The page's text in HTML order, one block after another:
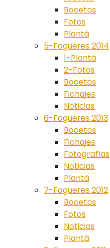
Bocetos
Fotos
Plantà
5-Fogueres 2014
1-Plantà
2-Fotos
Bocetos
Fichajes
Noticias
6-Fogueres 2013
Bocetos
Fichajes
Fotografías
Noticias
Plantà
7-Fogueres 2012
Bocetos
Fotos
Noticias
Plantà